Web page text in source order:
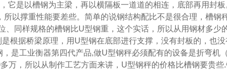
，它是以槽钢为主梁，再以横隔板一道道的相连，底部再用封
所以撑重性能要差些。简单的说钢结构配比不是很合理，槽钢
、同样规格的槽钢比U型钢重，这个实话，所以从用钢材多少
根据桥梁原理，用 U型钢在底部进行支撑，没有封板的，也
，是工业衡器第四代产品,做U型钢秤必须配有的设备是折弯机
多万，所以从制作工艺方面来讲， U型钢秤的价格比槽钢要贵些.